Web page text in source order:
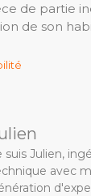
de partie
de son
suis Julien,
avec